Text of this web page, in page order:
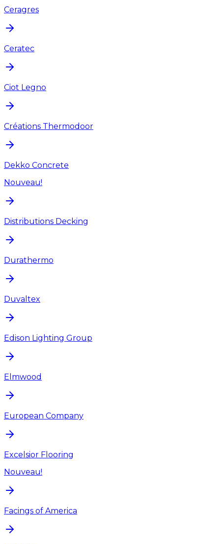
Ceragres
Ceratec
Ciot Legno
Créations Thermodoor
Dekko Concrete
Nouveau!
Distributions Decking
Durathermo
Duvaltex
Edison Lighting Group
Elmwood
European Company
Excelsior Flooring
Nouveau!
Facings of America